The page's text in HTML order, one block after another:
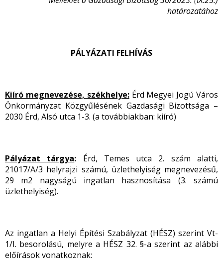
határozatához
PÁLYÁZATI FELHÍVÁS
Kiíró megnevezése, székhelye: Érd Megyei Jogú Város
Önkormányzat Közgyűlésének Gazdasági Bizottsága –
2030 Érd, Alsó utca 1-3. (a továbbiakban: kiíró)
Pályázat tárgya: Érd, Temes utca 2. szám alatti,
21017/A/3 helyrajzi számú, üzlethelyiség megnevezésű,
29 m2 nagyságú ingatlan hasznosítása (3. számú
üzlethelyiség).
Az ingatlan a Helyi Építési Szabályzat (HÉSZ) szerint Vt-
1/I. besorolású, melyre a HÉSZ 32. §-a szerint az alábbi
előírások vonatkoznak: